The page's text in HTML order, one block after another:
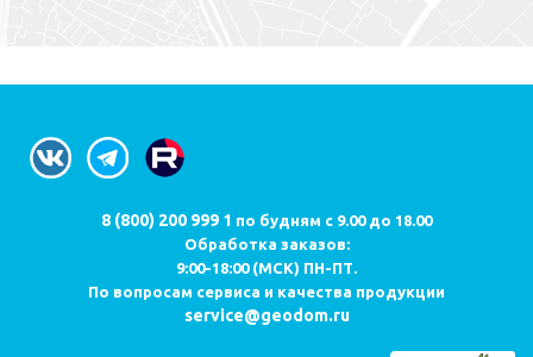
8 (800) 200 999 1 по будням с 9.00 до 18.00
Обработка заказов:
9:00-18:00 (МСК) ПН-ПТ.
По вопросам сервиса и качества продукции
service@geodom.ru